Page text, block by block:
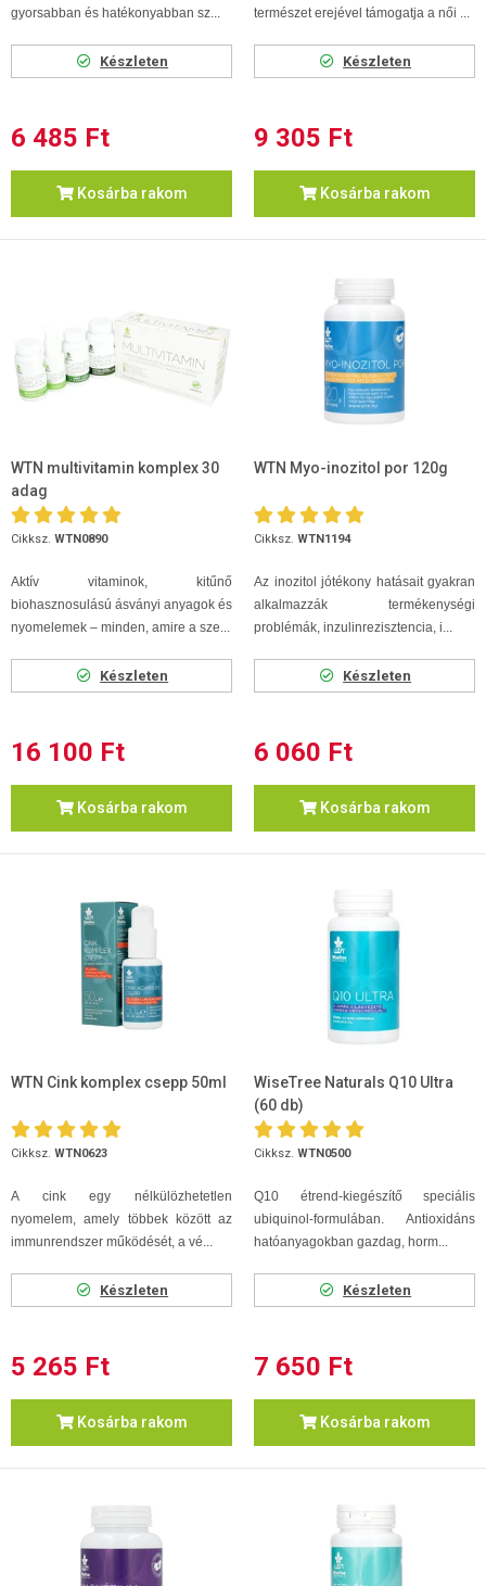
gyorsabban és hatékonyabban sz...
Készleten
6 485 Ft
Kosárba rakom
természet erejével támogatja a női ...
Készleten
9 305 Ft
Kosárba rakom
WTN multivitamin komplex 30
adag
Cikksz. WTN0890
Aktív vitaminok, kitűnő
biohasznosulású ásványi anyagok és
nyomelemek – minden, amire a sze...
Készleten
16 100 Ft
Kosárba rakom
WTN Myo-inozitol por 120g
Cikksz. WTN1194
Az inozitol jótékony hatásait gyakran
alkalmazzák termékenységi
problémák, inzulinrezisztencia, i...
Készleten
6 060 Ft
Kosárba rakom
WTN Cink komplex csepp 50ml
Cikksz. WTN0623
A cink egy nélkülözhetetlen
nyomelem, amely többek között az
immunrendszer működését, a vé...
Készleten
5 265 Ft
Kosárba rakom
WiseTree Naturals Q10 Ultra
(60 db)
Cikksz. WTN0500
Q10 étrend-kiegészítő speciális
ubiquinol-formulában. Antioxidáns
hatóanyagokban gazdag, horm...
Készleten
7 650 Ft
Kosárba rakom